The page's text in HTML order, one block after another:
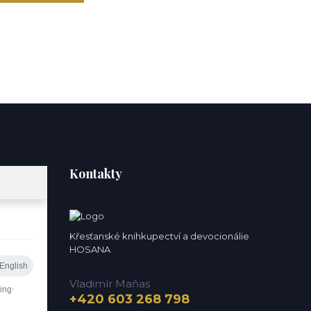
Kontakty
Křesťanské knihkupectví a devocionálie
HOSANA
Vladimír Maňas
+420 603 268 798